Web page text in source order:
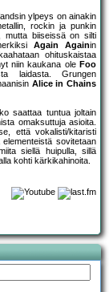
ylpeys on ainakin
rockin ja punkin
mutta biiseissä on silti
Again Againin
ohituskaistaa
niin kaukana ole Foo
laidasta. Grungen
Alice in Chains
saattaa tuntua joltain
omaksuttuja asioita.
että vokalisti/kitaristi
sovitetaan
siellä huipulla, sillä
kohti kärkikahinoita.